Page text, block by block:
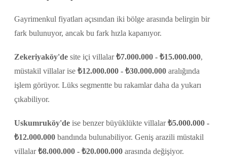
Gayrimenkul fiyatları açısından iki bölge arasında belirgin bir
fark bulunuyor, ancak bu fark hızla kapanıyor.
Zekeriyaköy'de site içi villalar₺7.000.000 - ₺15.000.000,
müstakil villalar ise ₺12.000.000 - ₺30.000.000 aralığında
işlem görüyor. Lüks segmentte bu rakamlar daha da yukarı
çıkabiliyor.
Uskumruköy'de ise benzer büyüklükte villalar₺5.000.000 -
₺12.000.000 bandında bulunabiliyor. Geniş arazili müstakil
villalar₺8.000.000 - ₺20.000.000 arasında değişiyor.